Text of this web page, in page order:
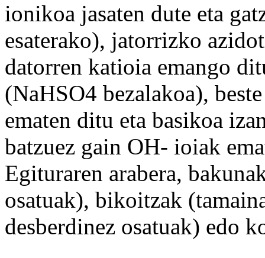
ionikoa jasaten dute eta
esaterako), jatorrizko
datorren katioia emango
(NaHSO4 bezalakoa), beste
ematen ditu eta basikoa
batzuez gain OH- ioiak
Egituraren arabera,
osatuak), bikoitzak (
desberdinez osatuak) edo